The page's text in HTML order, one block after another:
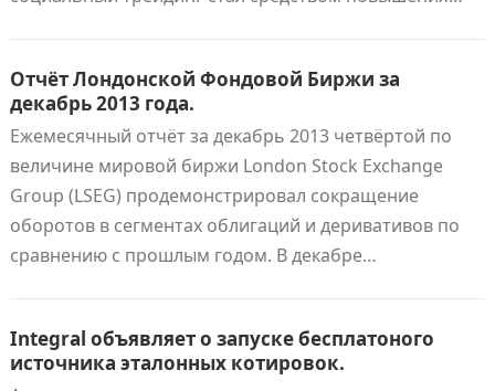
Отчёт Лондонской Фондовой Биржи за
декабрь 2013 года.
Ежемесячный отчёт за декабрь 2013 четвёртой по
величине мировой биржи London Stock Exchange
Group (LSEG) продемонстрировал сокращение
оборотов в сегментах облигаций и деривативов по
сравнению с прошлым годом. В декабре…
Integral объявляет о запуске бесплатоного
источника эталонных котировок.